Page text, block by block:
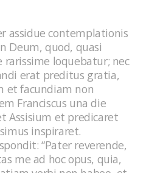
assidue contemplationis
Deum, quod, quasi
rarissime loquebatur; nec
erat preditus gratia,
et facundiam non
Franciscus una die
Assisium et predicaret
inspiraret.
“Pater reverende,
me ad hoc opus, quia,